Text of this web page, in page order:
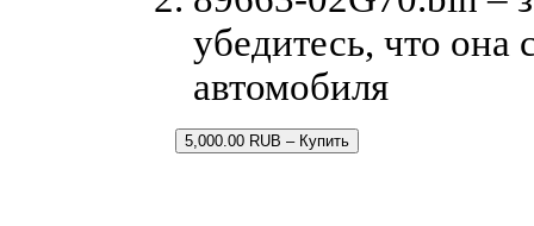
убедитесь, что она
автомобиля
5,000.00 RUB – Купить